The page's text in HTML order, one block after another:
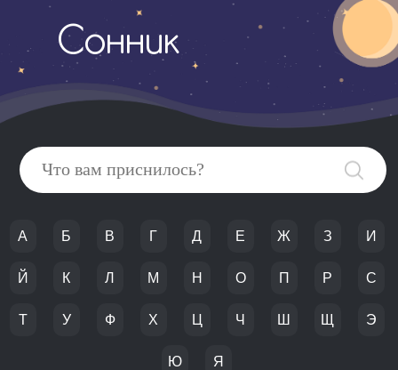
Сонник
А Б В Г Д Е Ж З И
Й К Л М Н О П Р С
Т У Ф Х Ц Ч Ш Щ Э
Ю Я